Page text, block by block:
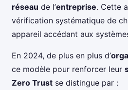
réseau de l’entreprise. Cette
vérification systématique de
appareil accédant aux
En 2024, de plus en plus d’
ce modèle pour renforcer leur
Zero Trust se distingue par :